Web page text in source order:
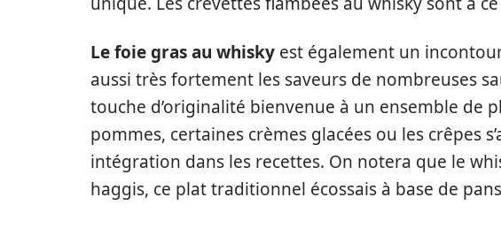
Le foie gras au whisky est également un
aussi très fortement les saveurs de nombreuses
touche d’originalité bienvenue à un ensemble de
pommes, certaines crèmes glacées ou les crêpes
intégration dans les recettes. On notera que le
haggis, ce plat traditionnel écossais à base de